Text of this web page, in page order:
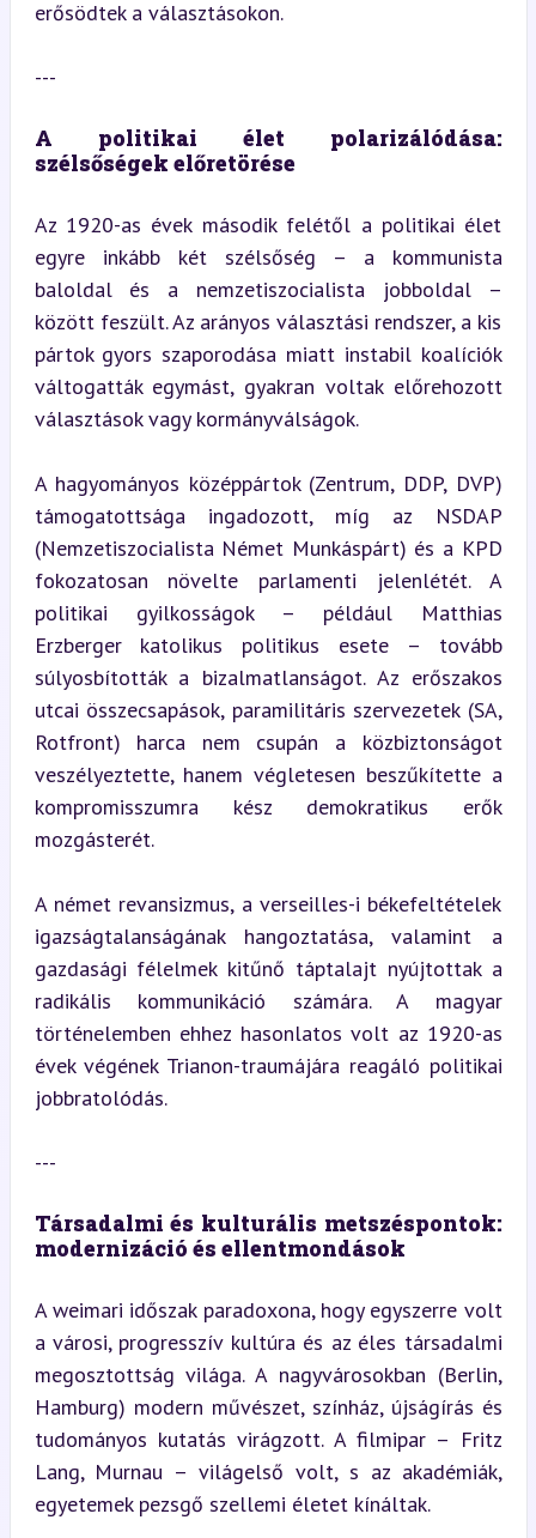
erősödtek a választásokon.
---
A politikai élet polarizálódása:
szélsőségek előretörése
Az 1920-as évek második felétől a politikai élet
egyre inkább két szélsőség – a kommunista
baloldal és a nemzetiszocialista jobboldal –
között feszült. Az arányos választási rendszer, a kis
pártok gyors szaporodása miatt instabil koalíciók
váltogatták egymást, gyakran voltak előrehozott
választások vagy kormányválságok.
A hagyományos középpártok (Zentrum, DDP, DVP)
támogatottsága ingadozott, míg az NSDAP
(Nemzetiszocialista Német Munkáspárt) és a KPD
fokozatosan növelte parlamenti jelenlétét. A
politikai gyilkosságok – például Matthias
Erzberger katolikus politikus esete – tovább
súlyosbították a bizalmatlanságot. Az erőszakos
utcai összecsapások, paramilitáris szervezetek (SA,
Rotfront) harca nem csupán a közbiztonságot
veszélyeztette, hanem végletesen beszűkítette a
kompromisszumra kész demokratikus erők
mozgásterét.
A német revansizmus, a verseilles-i békefeltételek
igazságtalanságának hangoztatása, valamint a
gazdasági félelmek kitűnő táptalajt nyújtottak a
radikális kommunikáció számára. A magyar
történelemben ehhez hasonlatos volt az 1920-as
évek végének Trianon-traumájára reagáló politikai
jobbratolódás.
---
Társadalmi és kulturális metszéspontok:
modernizáció és ellentmondások
A weimari időszak paradoxona, hogy egyszerre volt
a városi, progresszív kultúra és az éles társadalmi
megosztottság világa. A nagyvárosokban (Berlin,
Hamburg) modern művészet, színház, újságírás és
tudományos kutatás virágzott. A filmipar – Fritz
Lang, Murnau – világelső volt, s az akadémiák,
egyetemek pezsgő szellemi életet kínáltak.